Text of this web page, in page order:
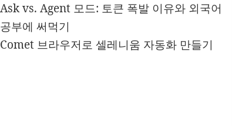
Ask vs. Agent 모드: 토큰 폭발 이유와 외국어
공부에 써먹기
Comet 브라우저로 셀레니움 자동화 만들기